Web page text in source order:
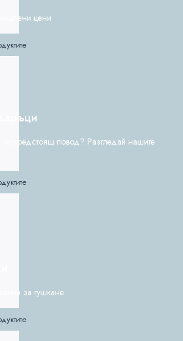
цени
за предстоящ повод? Разгледай нашите
за гушкане